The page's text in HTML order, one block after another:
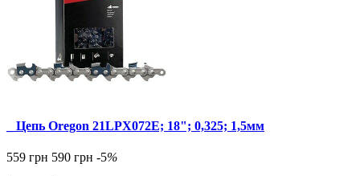
_ Цепь Oregon 21LPX072E; 18"; 0,325; 1,5мм
559 грн 590 грн -5%